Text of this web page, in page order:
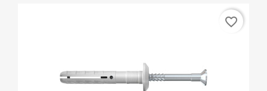
favorite_border